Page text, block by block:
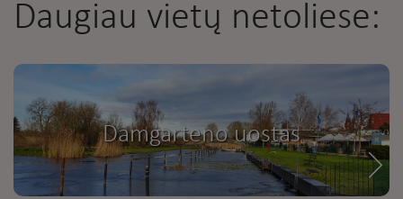
Daugiau vietų netoliese:
Damgarteno uostas